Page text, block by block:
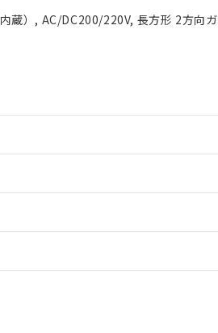
）, AC/DC200/220V, 長方形 2方向